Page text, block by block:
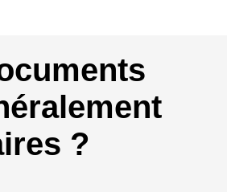
?